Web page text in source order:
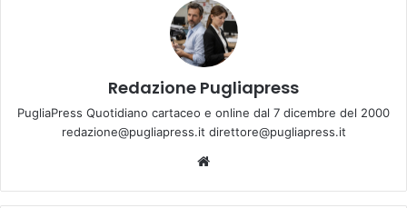
Redazione Pugliapress
PugliaPress Quotidiano cartaceo e online dal 7 dicembre del 2000
redazione@pugliapress.it direttore@pugliapress.it
te